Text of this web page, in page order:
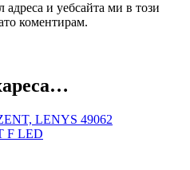
и уебсайта ми в този
коментирам.